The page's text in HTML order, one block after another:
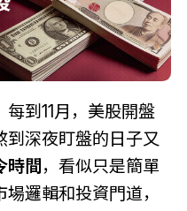
到11月，美股開盤
到深夜盯盤的日子又
時間，看似只是簡單
邏輯和投資門道，